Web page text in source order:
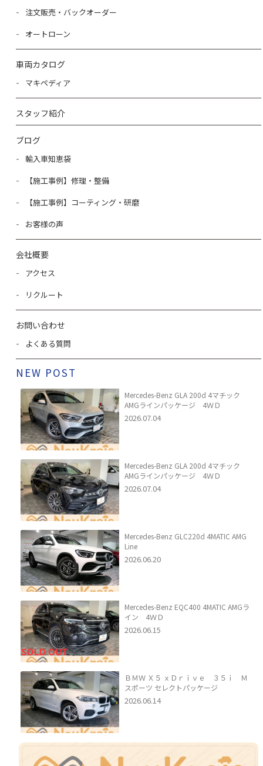
注文販売・バックオーダー
オートローン
車両カタログ
マキペディア
スタッフ紹介
ブログ
輸入車知恵袋
【施工事例】修理・整備
【施工事例】コーティング・研磨
お客様の声
会社概要
アクセス
リクルート
お問い合わせ
よくある質問
NEW POST
Mercedes-Benz GLA 200d 4マチック
AMGラインパッケージ 4ＷＤ
2026.07.04
Mercedes-Benz GLA 200d 4マチック
AMGラインパッケージ 4ＷＤ
2026.07.04
Mercedes-Benz GLC220d 4MATIC AMG
Line
2026.06.20
Mercedes-Benz EQC400 4MATIC AMGラ
イン 4ＷＤ
2026.06.15
ＢＭＷ Ｘ５ ｘＤｒｉｖｅ ３５ｉ Ｍ
スポーツ セレクトパッケージ
2026.06.14